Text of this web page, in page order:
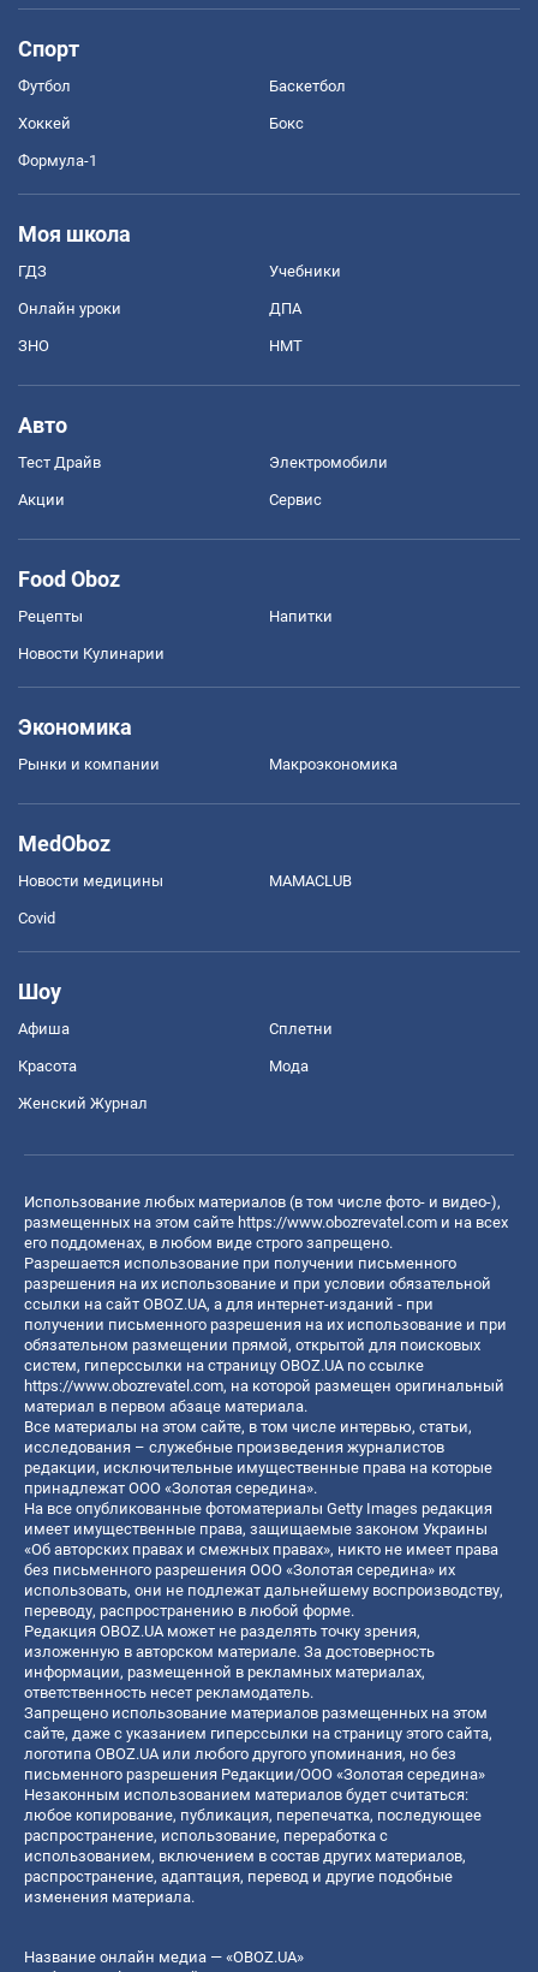
Спорт
Футбол Баскетбол
Хоккей Бокс
Формула-1
Моя школа
ГДЗ Учебники
Онлайн уроки ДПА
ЗНО НМТ
Авто
Тест Драйв Электромобили
Акции Сервис
Food Oboz
Рецепты Напитки
Новости Кулинарии
Экономика
Рынки и компании Mакроэкономика
MedOboz
Новости медицины MAMACLUB
Covid
Шоу
Афиша Сплетни
Красота Мода
Женский Журнал
Использование любых материалов (в том числе фото- и видео-),
размещенных на этом сайте https://www.obozrevatel.com и на всех
его поддоменах, в любом виде строго запрещено.
Разрешается использование при получении письменного
разрешения на их использование и при условии обязательной
ссылки на сайт OBOZ.UA, а для интернет-изданий - при
получении письменного разрешения на их использование и при
обязательном размещении прямой, открытой для поисковых
систем, гиперссылки на страницу OBOZ.UA по ссылке
https://www.obozrevatel.com, на которой размещен оригинальный
материал в первом абзаце материала.
Все материалы на этом сайте, в том числе интервью, статьи,
исследования – служебные произведения журналистов
редакции, исключительные имущественные права на которые
принадлежат ООО «Золотая середина».
На все опубликованные фотоматериалы Getty Images редакция
имеет имущественные права, защищаемые законом Украины
«Об авторских правах и смежных правах», никто не имеет права
без письменного разрешения ООО «Золотая середина» их
использовать, они не подлежат дальнейшему воспроизводству,
переводу, распространению в любой форме.
Редакция OBOZ.UA может не разделять точку зрения,
изложенную в авторском материале. За достоверность
информации, размещенной в рекламных материалах,
ответственность несет рекламодатель.
Запрещено использование материалов размещенных на этом
сайте, даже с указанием гиперссылки на страницу этого сайта,
логотипа OBOZ.UA или любого другого упоминания, но без
письменного разрешения Редакции/ООО «Золотая середина»
Незаконным использованием материалов будет считаться:
любое копирование, публикация, перепечатка, последующее
распространение, использование, переработка с
использованием, включением в состав других материалов,
распространение, адаптация, перевод и другие подобные
изменения материала.
Название онлайн медиа — «OBOZ.UA»